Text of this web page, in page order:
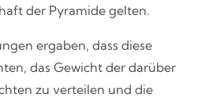
der Pyramide gelten.
ergaben, dass diese
das Gewicht der darüber
zu verteilen und die